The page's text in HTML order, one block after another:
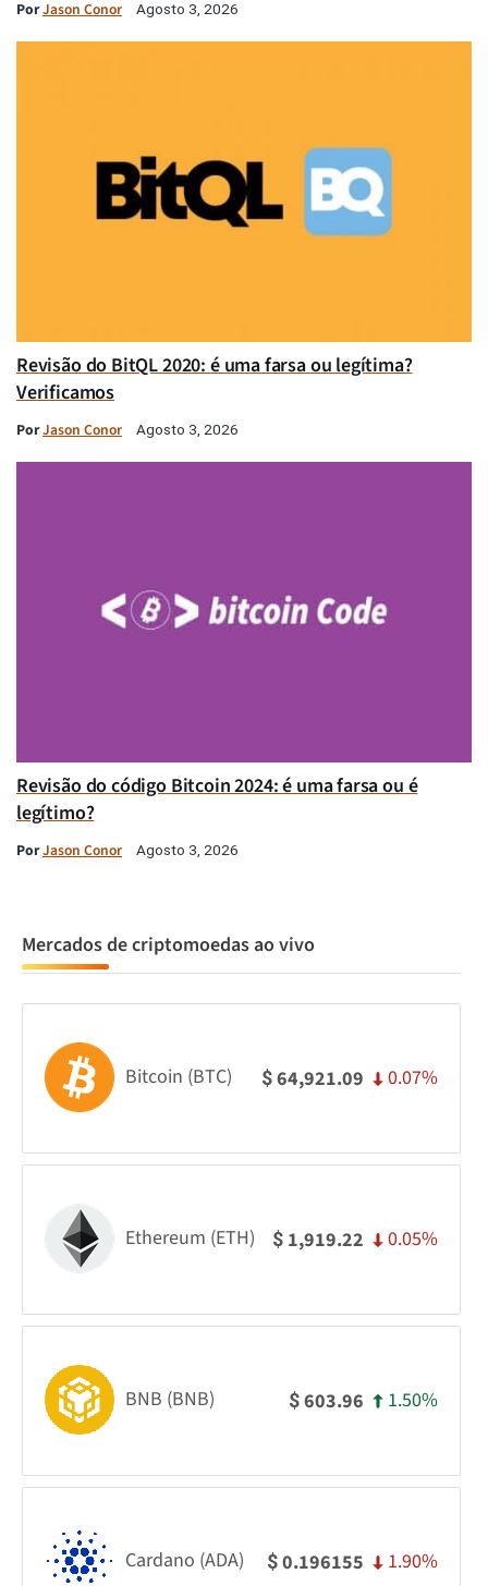
PorJason Conor Agosto 3, 2026
Revisão do BitQL 2020: é uma farsa ou legítima?
Verificamos
PorJason Conor Agosto 3, 2026
Revisão do código Bitcoin 2024: é uma farsa ou é
legítimo?
PorJason Conor Agosto 3, 2026
Mercados de criptomoedas ao vivo
Bitcoin (BTC) $64,921.09 0.07%
Ethereum (ETH) $ 1,919.22 0.05%
BNB (BNB) $603.96 1.50%
Cardano (ADA) $0.196155 1.90%